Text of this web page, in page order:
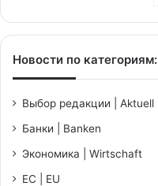
Новости по категориям:
Выбор редакции | Aktuell
Банки | Banken
Экономика | Wirtschaft
ЕС | EU